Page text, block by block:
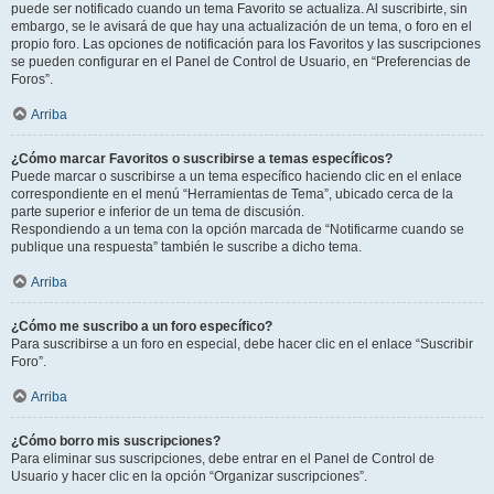
puede ser notificado cuando un tema Favorito se actualiza. Al suscribirte, sin
embargo, se le avisará de que hay una actualización de un tema, o foro en el
propio foro. Las opciones de notificación para los Favoritos y las suscripciones
se pueden configurar en el Panel de Control de Usuario, en “Preferencias de
Foros”.
Arriba
¿Cómo marcar Favoritos o suscribirse a temas específicos?
Puede marcar o suscribirse a un tema específico haciendo clic en el enlace
correspondiente en el menú “Herramientas de Tema”, ubicado cerca de la
parte superior e inferior de un tema de discusión.
Respondiendo a un tema con la opción marcada de “Notificarme cuando se
publique una respuesta” también le suscribe a dicho tema.
Arriba
¿Cómo me suscribo a un foro específico?
Para suscribirse a un foro en especial, debe hacer clic en el enlace “Suscribir
Foro”.
Arriba
¿Cómo borro mis suscripciones?
Para eliminar sus suscripciones, debe entrar en el Panel de Control de
Usuario y hacer clic en la opción “Organizar suscripciones”.